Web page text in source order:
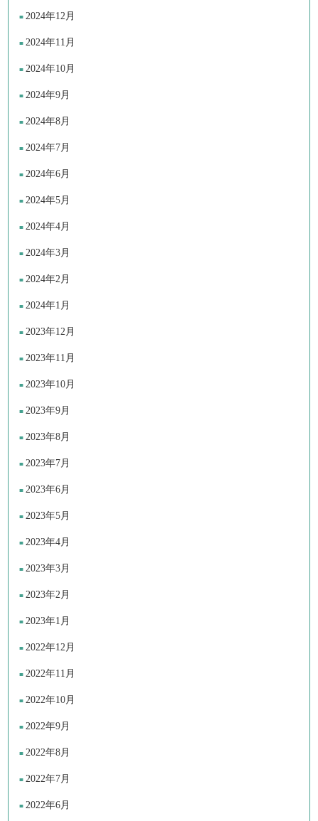
2024年12月
2024年11月
2024年10月
2024年9月
2024年8月
2024年7月
2024年6月
2024年5月
2024年4月
2024年3月
2024年2月
2024年1月
2023年12月
2023年11月
2023年10月
2023年9月
2023年8月
2023年7月
2023年6月
2023年5月
2023年4月
2023年3月
2023年2月
2023年1月
2022年12月
2022年11月
2022年10月
2022年9月
2022年8月
2022年7月
2022年6月